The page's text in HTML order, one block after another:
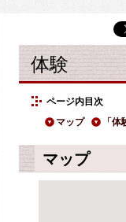
体験
ページ内目次
マップ 「体
マップ